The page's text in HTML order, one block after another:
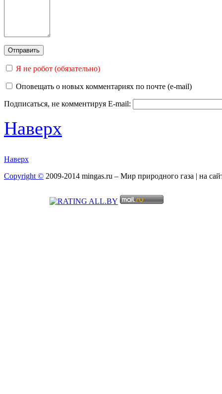
Я не робот (обязательно)
Оповещать о новых комментариях по почте (e-mail)
Подписаться, не комментируя E-mail:
Наверх
Наверх
Copyright © 2009-2014 mingas.ru – Мир природного газа | на